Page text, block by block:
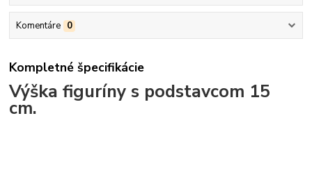
Komentáre 0
Kompletné špecifikácie
Výška figuríny s podstavcom 15
cm.